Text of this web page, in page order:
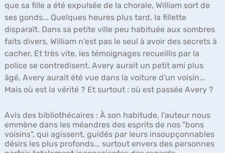
que sa fille a été expulsée de la chorale, William sort de
ses gonds... Quelques heures plus tard, la fillette
disparaît. Dans sa petite ville peu habituée aux sombres
faits divers, William n'est pas le seul à avoir des secrets à
cacher. Et très vite, les témoignages recueillis par la
police se contredisent. Avery aurait un petit ami plus
âgé, Avery aurait été vue dans la voiture d'un voisin...
Mais où est la vérité ? Et surtout : où est passée Avery ?
Avis des bibliothécaires : À son habitude, l'auteur nous
emmène dans les méandres des esprits de nos "bons
voisins", qui agissent, guidés par leurs insoupçonnables
désirs les plus profonds... surtout envers des personnes